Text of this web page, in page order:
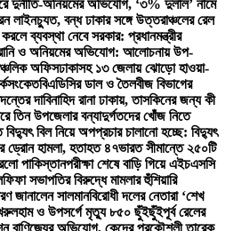
দুর্নীতি-অনিয়মের অভিযোগ, ‘৩% দুলাল’ নামে
লাইনচ্যুত, বন্ধ ঢাকার সঙ্গে উত্তরাঞ্চলের রেল
ব্যবস্থা নেবে সরকার: প্রধানমন্ত্রীর
ও অনিয়মের অভিযোগ: আলোচনায় উপ-
অফিসঢাকাসহ ১৩ জেলায় ঝোড়ো হাওয়া-
বিএডিসির ডাল ও তৈলবীজ বিভাগের
দাবিনাহিদ রানা ঢাকায়, তাসকিনের জন্য কী
তিন উপজেলার বন্যাদুর্গতদের খোঁজ নিতে
বিল নিয়ে অপপ্রচার চালানো হচ্ছে: বিদ্যুৎ
ড্রোন হামলা, হতাহত ৪৭ভারত সীমান্তে ২৫০টি
পাকিস্তানপরীক্ষা শেষে বাড়ি গিয়ে এইচএসসি
ফিফা সভাপতির বিরুদ্ধে মামলার হুঁশিয়ারি
জানালেন সালমানবিরোধী দলের নেতারা ‘শেখ
হাম ও উপসর্গে মৃত্যু ৮৫০ ছুঁইছুঁইপূর্ব রেলের
বাণিজ্যের অভিযোগ, কেন্দ্রে প্রকৌশলী তারেক